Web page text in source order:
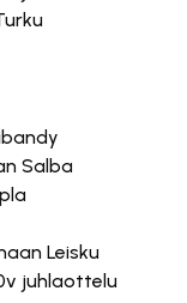
Salba
Leisku
juhlaottelu